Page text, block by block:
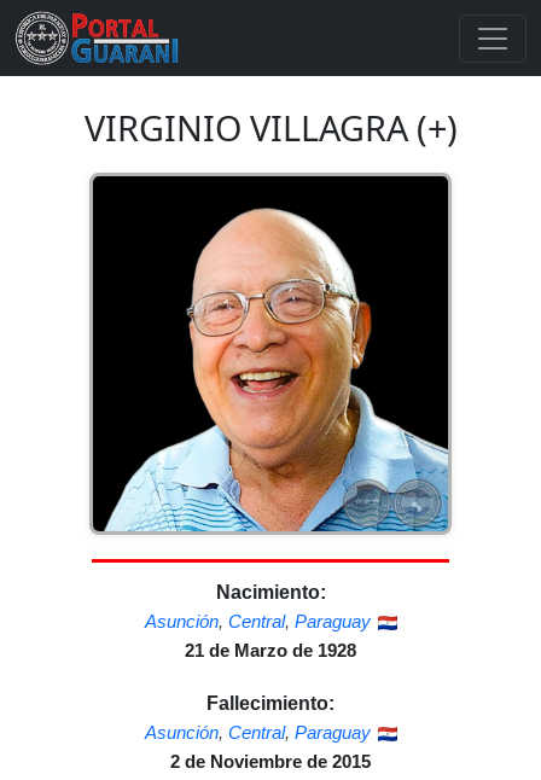
VIRGINIO VILLAGRA (+)
Nacimiento:
Asunción, Central, Paraguay
21 de Marzo de 1928
Fallecimiento:
Asunción, Central, Paraguay
2 de Noviembre de 2015